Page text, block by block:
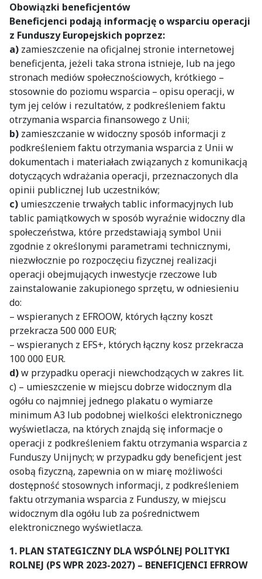
Obowiązki beneficjentów
Beneficjenci podają informację o wsparciu operacji
z Funduszy Europejskich poprzez:
a) zamieszczenie na oficjalnej stronie internetowej
beneficjenta, jeżeli taka strona istnieje, lub na jego
stronach mediów społecznościowych, krótkiego –
stosownie do poziomu wsparcia – opisu operacji, w
tym jej celów i rezultatów, z podkreśleniem faktu
otrzymania wsparcia finansowego z Unii;
b) zamieszczanie w widoczny sposób informacji z
podkreśleniem faktu otrzymania wsparcia z Unii w
dokumentach i materiałach związanych z komunikacją
dotyczących wdrażania operacji, przeznaczonych dla
opinii publicznej lub uczestników;
c) umieszczenie trwałych tablic informacyjnych lub
tablic pamiątkowych w sposób wyraźnie widoczny dla
społeczeństwa, które przedstawiają symbol Unii
zgodnie z określonymi parametrami technicznymi,
niezwłocznie po rozpoczęciu fizycznej realizacji
operacji obejmujących inwestycje rzeczowe lub
zainstalowanie zakupionego sprzętu, w odniesieniu
do:
– wspieranych z EFROOW, których łączny koszt
przekracza 500 000 EUR;
– wspieranych z EFS+, których łączny kosz przekracza
100 000 EUR.
d)w przypadku operacji niewchodzących w zakres lit.
c) – umieszczenie w miejscu dobrze widocznym dla
ogółu co najmniej jednego plakatu o wymiarze
minimum A3 lub podobnej wielkości elektronicznego
wyświetlacza, na których znajdą się informacje o
operacji z podkreśleniem faktu otrzymania wsparcia z
Funduszy Unijnych; w przypadku gdy beneficjent jest
osobą fizyczną, zapewnia on w miarę możliwości
dostępność stosownych informacji, z podkreśleniem
faktu otrzymania wsparcia z Funduszy, w miejscu
widocznym dla ogółu lub za pośrednictwem
elektronicznego wyświetlacza.
1. PLAN STATEGICZNY DLA WSPÓLNEJ POLITYKI
ROLNEJ (PS WPR 2023-2027) – BENEFICJENCI EFRROW